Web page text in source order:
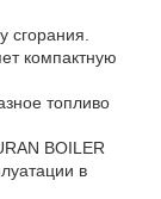
сгорания.
компактную
топливо
BOILER
в